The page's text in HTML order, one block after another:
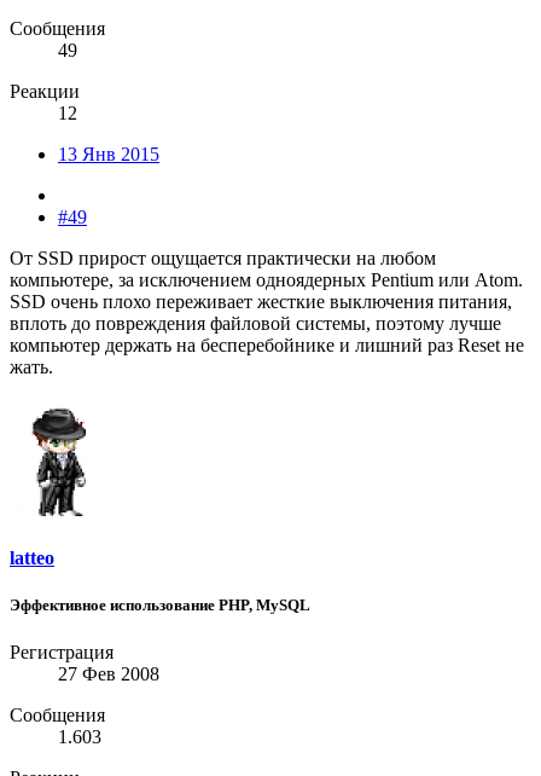
Сообщения
49
Реакции
12
13 Янв 2015
#49
От SSD прирост ощущается практически на любом
компьютере, за исключением одноядерных Pentium или Atom.
SSD очень плохо переживает жесткие выключения питания,
вплоть до повреждения файловой системы, поэтому лучше
компьютер держать на бесперебойнике и лишний раз Reset не
жать.
latteo
Эффективное использование PHP, MySQL
Регистрация
27 Фев 2008
Сообщения
1.603